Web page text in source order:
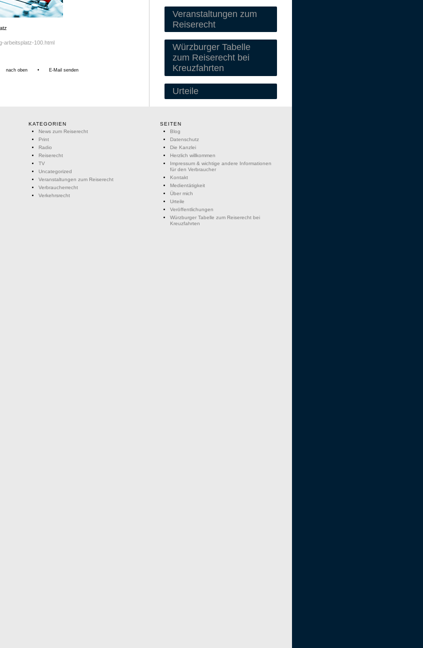
arbeitsplatz-100.html
nach oben • E-Mail senden
Veranstaltungen zum
Reiserecht
Würzburger Tabelle
zum Reiserecht bei
Kreuzfahrten
Urteile
KATEGORIEN
News zum Reiserecht
Print
Radio
Reiserecht
TV
Uncategorized
Veranstaltungen zum Reiserecht
Verbraucherrecht
Verkehrsrecht
SEITEN
Blog
Datenschutz
Die Kanzlei
Herzlich willkommen
Impressum & wichtige andere Informationen
für den Verbraucher
Kontakt
Medientätigkeit
Über mich
Urteile
Veröffentlichungen
Würzburger Tabelle zum Reiserecht bei
Kreuzfahrten